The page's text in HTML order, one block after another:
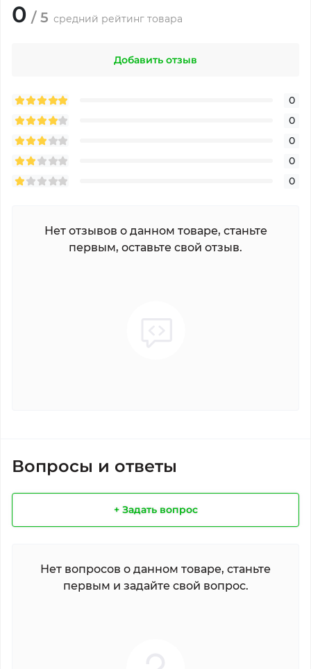
0 / 5 средний рейтинг товара
Добавить отзыв
0
0
0
0
0
Нет отзывов о данном товаре, станьте
первым, оставьте свой отзыв.
Вопросы и ответы
+ Задать вопрос
Нет вопросов о данном товаре, станьте
первым и задайте свой вопрос.